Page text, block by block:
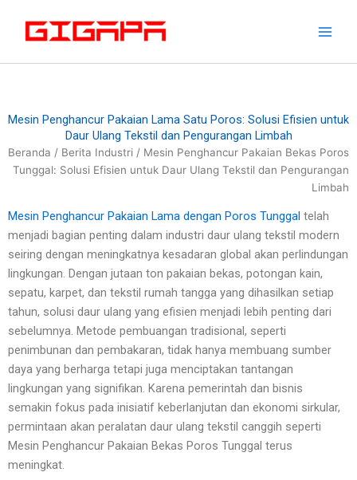
Mesin Penghancur Pakaian Lama Satu Poros: Solusi Efisien untuk
Daur Ulang Tekstil dan Pengurangan Limbah
Beranda / Berita Industri / Mesin Penghancur Pakaian Bekas Poros
Tunggal: Solusi Efisien untuk Daur Ulang Tekstil dan Pengurangan
Limbah
Mesin Penghancur Pakaian Lama dengan Poros Tunggal telah
menjadi bagian penting dalam industri daur ulang tekstil modern
seiring dengan meningkatnya kesadaran global akan perlindungan
lingkungan. Dengan jutaan ton pakaian bekas, potongan kain,
sepatu, karpet, dan tekstil rumah tangga yang dihasilkan setiap
tahun, solusi daur ulang yang efisien menjadi lebih penting dari
sebelumnya. Metode pembuangan tradisional, seperti
penimbunan dan pembakaran, tidak hanya membuang sumber
daya yang berharga tetapi juga menciptakan tantangan
lingkungan yang signifikan. Karena pemerintah dan bisnis
semakin fokus pada inisiatif keberlanjutan dan ekonomi sirkular,
permintaan akan peralatan daur ulang tekstil canggih seperti
Mesin Penghancur Pakaian Bekas Poros Tunggal terus
meningkat.